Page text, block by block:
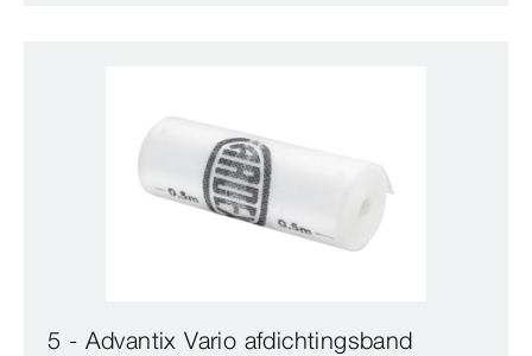
5 - Advantix Vario afdichtingsband